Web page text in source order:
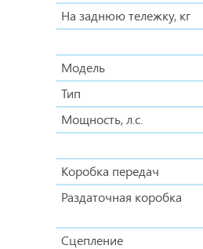
На заднюю тележку, кг
Модель
Тип
Мощность, л.с.
Коробка передач
Раздаточная коробка
Сцепление